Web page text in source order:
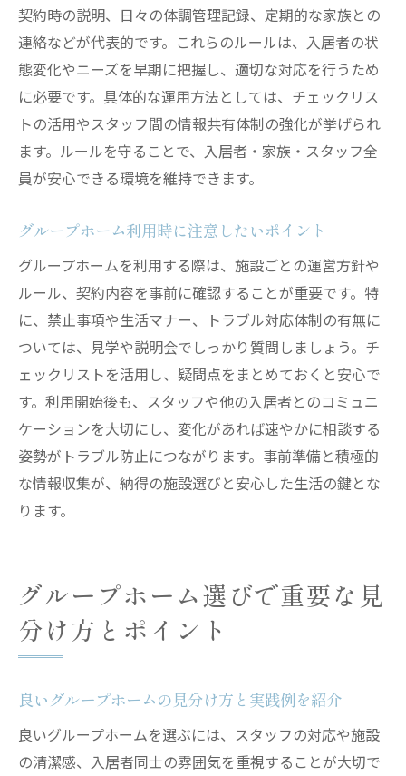
契約時の説明、日々の体調管理記録、定期的な家族との
連絡などが代表的です。これらのルールは、入居者の状
態変化やニーズを早期に把握し、適切な対応を行うため
に必要です。具体的な運用方法としては、チェックリス
トの活用やスタッフ間の情報共有体制の強化が挙げられ
ます。ルールを守ることで、入居者・家族・スタッフ全
員が安心できる環境を維持できます。
グループホーム利用時に注意したいポイント
グループホームを利用する際は、施設ごとの運営方針や
ルール、契約内容を事前に確認することが重要です。特
に、禁止事項や生活マナー、トラブル対応体制の有無に
ついては、見学や説明会でしっかり質問しましょう。チ
ェックリストを活用し、疑問点をまとめておくと安心で
す。利用開始後も、スタッフや他の入居者とのコミュニ
ケーションを大切にし、変化があれば速やかに相談する
姿勢がトラブル防止につながります。事前準備と積極的
な情報収集が、納得の施設選びと安心した生活の鍵とな
ります。
グループホーム選びで重要な見
分け方とポイント
良いグループホームの見分け方と実践例を紹介
良いグループホームを選ぶには、スタッフの対応や施設
の清潔感、入居者同士の雰囲気を重視することが大切で